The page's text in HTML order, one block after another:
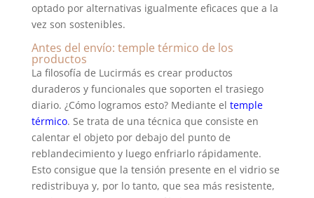
optado por alternativas igualmente eficaces que a la
vez son sostenibles.
Antes del envío: temple térmico de los
productos
La filosofía de Lucirmás es crear productos
duraderos y funcionales que soporten el trasiego
diario. ¿Cómo logramos esto? Mediante el temple
térmico. Se trata de una técnica que consiste en
calentar el objeto por debajo del punto de
reblandecimiento y luegoenfriarlo rápidamente.
Esto consigue que la tensión presente en el vidrio se
redistribuya y, por lo tanto, que sea más resistente,